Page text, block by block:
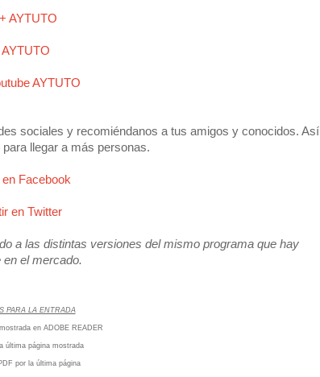
AYTUTO
AYTUTO
sociales y recomiéndanos a tus amigos y conocidos. Así
llegar a más personas.
Facebook
en Twitter
a las distintas versiones del mismo programa que hay
en el mercado.
PARA LA ENTRADA
en ADOBE READER
última página mostrada
por la última página